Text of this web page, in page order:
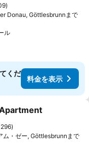
Donau, Göttlesbrunnまで
ル料金を表示
くだ
料金を表示
りに追加
296
ム・ゼー, Göttlesbrunnまで